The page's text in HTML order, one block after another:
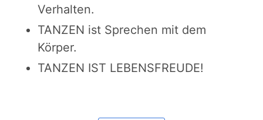
Verhalten.
TANZEN ist Sprechen mit dem
Körper.
TANZEN IST LEBENSFREUDE!